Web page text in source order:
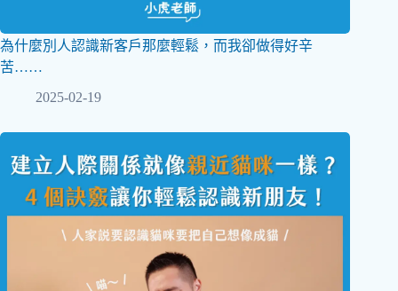
為什麼別人認識新客戶那麼輕鬆，而我卻做得好辛
苦……
2025-02-19